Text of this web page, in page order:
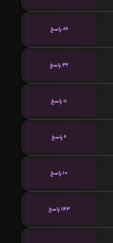
86 پاسخ
32 پاسخ
11 پاسخ
6 پاسخ
10 پاسخ
143 پاسخ